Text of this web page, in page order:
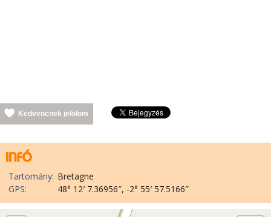
Kedvencnek jelölöm
Tartomány: Bretagne
GPS:
48° 12′ 7.36956″, -2° 55′ 57.5166″